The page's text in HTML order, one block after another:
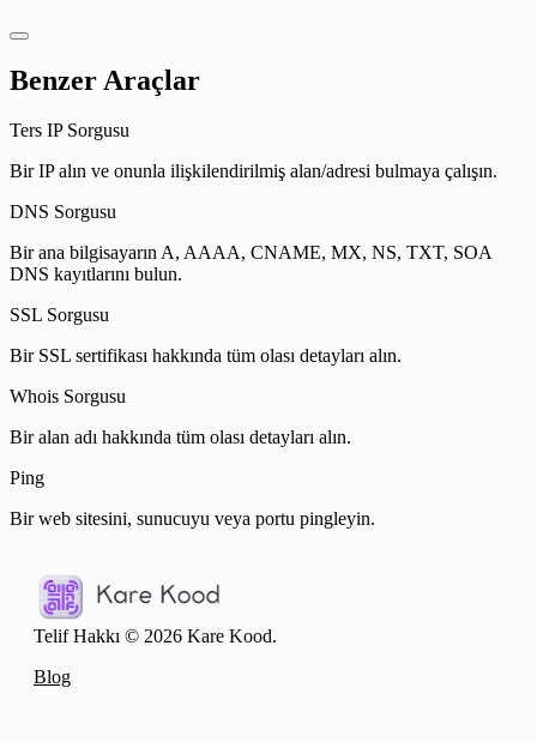
Benzer Araçlar
Ters IP Sorgusu
Bir IP alın ve onunla ilişkilendirilmiş alan/adresi bulmaya çalışın.
DNS Sorgusu
Bir ana bilgisayarın A, AAAA, CNAME, MX, NS, TXT, SOA
DNS kayıtlarını bulun.
SSL Sorgusu
Bir SSL sertifikası hakkında tüm olası detayları alın.
Whois Sorgusu
Bir alan adı hakkında tüm olası detayları alın.
Ping
Bir web sitesini, sunucuyu veya portu pingleyin.
Telif Hakkı © 2026 Kare Kood.
Blog